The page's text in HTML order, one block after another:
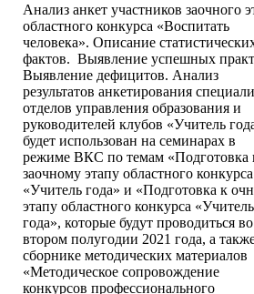
Анализ анкет участников заочного
областного конкурса «Воспитать
человека». Описание
фактов. Выявление успешных
Выявление дефицитов. Анализ
результатов анкетирования
отделов управления образования и
руководителей клубов «Учитель
будет использован на семинарах в
режиме ВКС по темам «Подготовка
заочному этапу областного конкурса
«Учитель года» и «Подготовка к
этапу областного конкурса «Учитель
года», которые будут проводиться во
втором полугодии 2021 года, а
сборнике методических материалов
«Методическое сопровождение
конкурсов профессионального